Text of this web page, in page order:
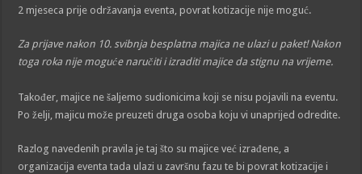
2 mjeseca prije održavanja eventa, povrat kotizacije nije moguć.
Za prijave nakon 10. svibnja besplatna majica ne ulazi u paket! Nakon
toga roka nije moguće naručiti i izraditi majice da stignu na vrijeme.
Također, majice ne šaljemo sudionicima koji se nisu pojavili na eventu.
Po želji, majicu može preuzeti druga osoba koju vi unaprijed odredite.
Razlog navedenih pravila je taj što su majice već izrađene, a
organizacija eventa tada ulazi u završnu fazu te bi povrat kotizacije i